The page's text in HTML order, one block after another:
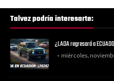
Talvez podría interesarte:
¿LADA regresará a
miércoles,